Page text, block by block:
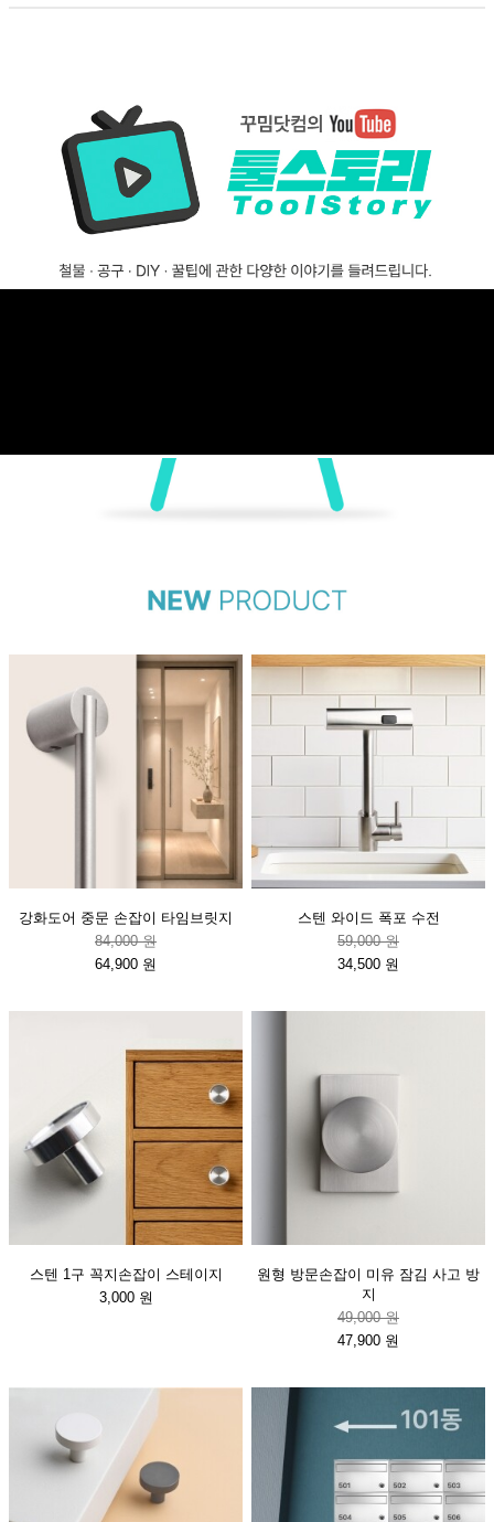
강화도어 중문 손잡이 타임브릿지
84,000 원
64,900 원
스텐 와이드 폭포 수전
59,000 원
34,500 원
스텐 1구 꼭지손잡이 스테이지
3,000 원
원형 방문손잡이 미유 잠김 사고 방
지
49,000 원
47,900 원